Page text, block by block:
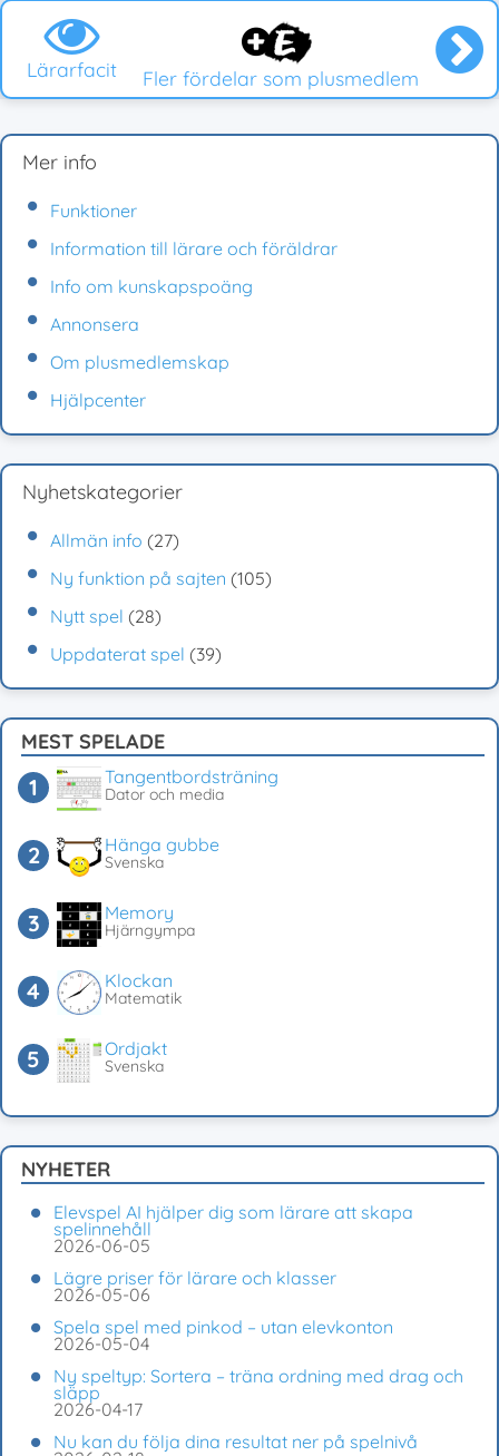
Lärarfacit Fler fördelar som plusmedlem
Mer info
Funktioner
Information till lärare och föräldrar
Info om kunskapspoäng
Annonsera
Om plusmedlemskap
Hjälpcenter
Nyhetskategorier
Allmän info (27)
Ny funktion på sajten (105)
Nytt spel (28)
Uppdaterat spel (39)
MEST SPELADE
Tangentbordsträning
Dator och media
Hänga gubbe
Svenska
Memory
Hjärngympa
Klockan
Matematik
Ordjakt
Svenska
NYHETER
Elevspel AI hjälper dig som lärare att skapa
spelinnehåll
2026-06-05
Lägre priser för lärare och klasser
2026-05-06
Spela spel med pinkod – utan elevkonton
2026-05-04
Ny speltyp: Sortera – träna ordning med drag och
släpp
2026-04-17
Nu kan du följa dina resultat ner på spelnivå